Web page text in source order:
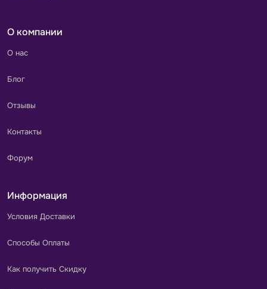
О компании
О нас
Блог
Отзывы
Контакты
Форум
Информация
Условия Доставки
Способы Оплаты
Как получить Скидку